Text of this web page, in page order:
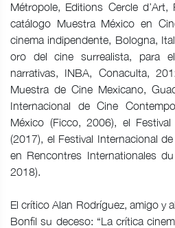
Métropole, Editions Cercle
catálogo Muestra México en
cinema indipendente, Bologna,
oro del cine surrealista, para
narrativas, INBA, Conaculta,
Muestra de Cine Mexicano,
Internacional de Cine
México (Ficco, 2006), el
(2017), el Festival Internacional
en Rencontres Internationales
2018).
El crítico Alan Rodríguez, amigo y
Bonfil su deceso: “La crítica